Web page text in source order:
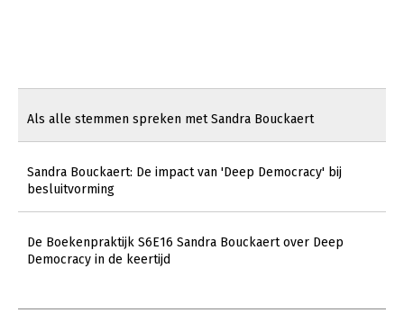
Als alle stemmen spreken met Sandra Bouckaert
Sandra Bouckaert: De impact van 'Deep Democracy' bij
besluitvorming
De Boekenpraktijk S6E16 Sandra Bouckaert over Deep
Democracy in de keertijd